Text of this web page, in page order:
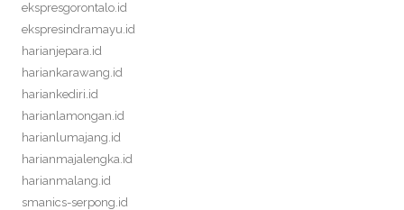
ekspresgorontalo.id
ekspresindramayu.id
harianjepara.id
hariankarawang.id
hariankediri.id
harianlamongan.id
harianlumajang.id
harianmajalengka.id
harianmalang.id
smanics-serpong.id